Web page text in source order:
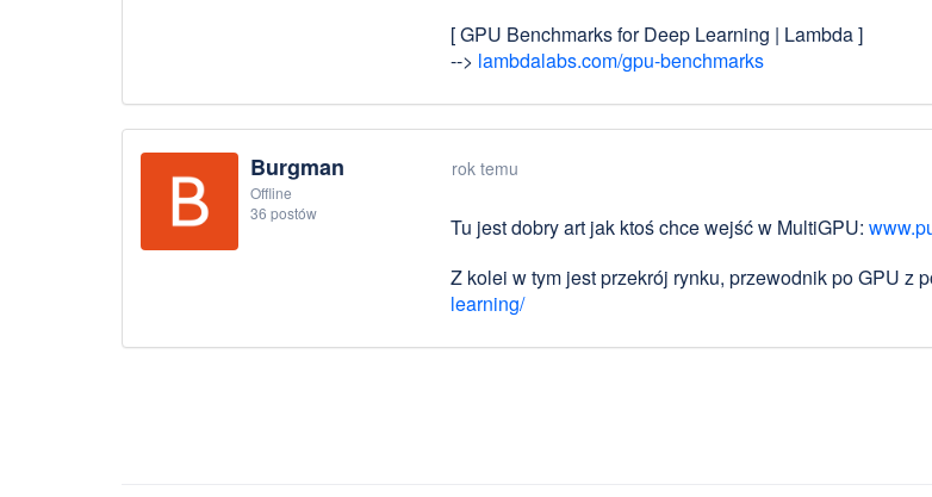
[ GPU Benchmarks for Deep Learning | Lambda ]
--> lambdalabs.com/gpu-benchmarks
Burgman
Offline
36 postów
rok temu
Tu jest dobry art jak ktoś chce wejść w MultiGPU:
Z kolei w tym jest przekrój rynku, przewodnik po GPU z
learning/